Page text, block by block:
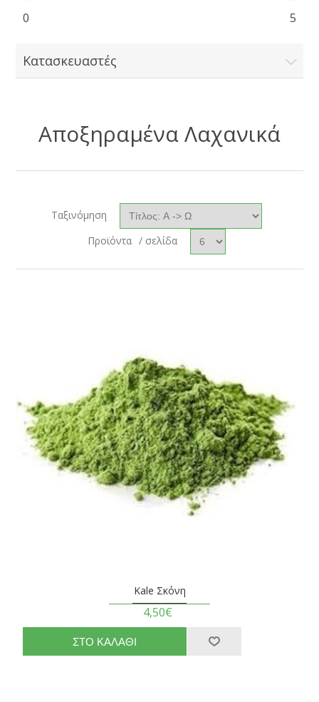
0 5
Κατασκευαστές
Αποξηραμένα Λαχανικά
Ταξινόμηση
Προϊόντα / σελίδα
Kale Σκόνη
4,50€